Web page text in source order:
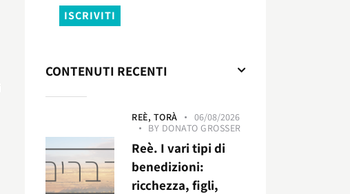
CONTENUTI RECENTI
REÈ, TORÀ
06/08/2026
BY DONATO GROSSER
Reè. I vari tipi di
benedizioni:
ricchezza, figli,